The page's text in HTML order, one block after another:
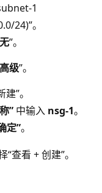
1
24)”。
”。
级”。
”。
” 中输入 nsg-1。
定”。
查看 + 创建”。